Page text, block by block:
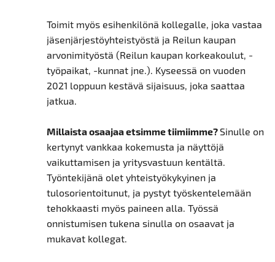
Toimit myös esihenkilönä kollegalle, joka vastaa
jäsenjärjestöyhteistyöstä ja Reilun kaupan
arvonimityöstä (Reilun kaupan korkeakoulut, -
työpaikat, -kunnat jne.). Kyseessä on vuoden
2021 loppuun kestävä sijaisuus, joka saattaa
jatkua.
Millaista osaajaa etsimme tiimiimme? Sinulle on
kertynyt vankkaa kokemusta ja näyttöjä
vaikuttamisen ja yritysvastuun kentältä.
Työntekijänä olet yhteistyökykyinen ja
tulosorientoitunut, ja pystyt työskentelemään
tehokkaasti myös paineen alla. Työssä
onnistumisen tukena sinulla on osaavat ja
mukavat kollegat.